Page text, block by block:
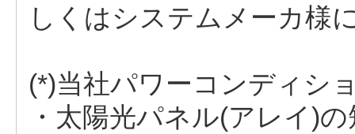
しくはシステムメーカ様
(*)当社パワーコンディシ
・太陽光パネル(アレイ)